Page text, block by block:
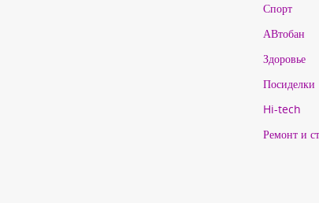
Спорт
АВтобан
Здоровье
Посиделки
Hi-tech
Ремонт и